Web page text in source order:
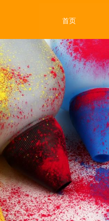
首页